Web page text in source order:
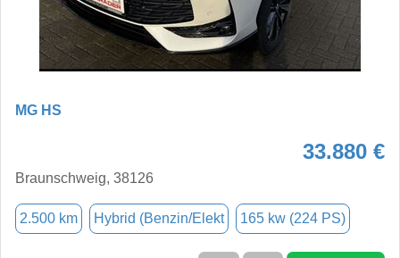
MG HS
33.880 €
Braunschweig, 38126
2.500 km Hybrid (Benzin/Elekt 165 kw (224 PS)